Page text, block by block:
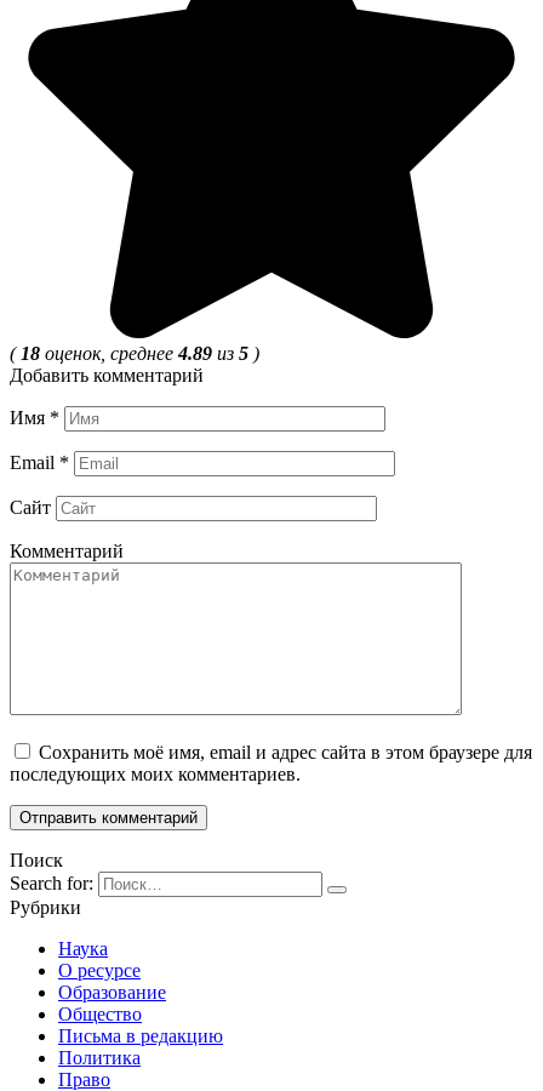
( 18 оценок, среднее4.89 из 5 )
Добавить комментарий
Имя *
Email *
Сайт
Комментарий
Сохранить моё имя, email и адрес сайта в этом браузере для
последующих моих комментариев.
Поиск
Search for:
Рубрики
Наука
О ресурсе
Образование
Общество
Письма в редакцию
Политика
Право